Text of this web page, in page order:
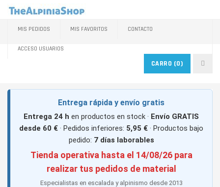
MIS PEDIDOS MIS FAVORITOS CONTACTO
ACCESO USUARIOS
CARRO (0)
Entrega rápida y envío gratis
Entrega 24 h en productos en stock · Envío GRATIS
desde 60 € · Pedidos inferiores: 5,95 € · Productos bajo
pedido: 7 días laborables
Tienda operativa hasta el 14/08/26 para
realizar tus pedidos de material
Especialistas en escalada y alpinismo desde 2013